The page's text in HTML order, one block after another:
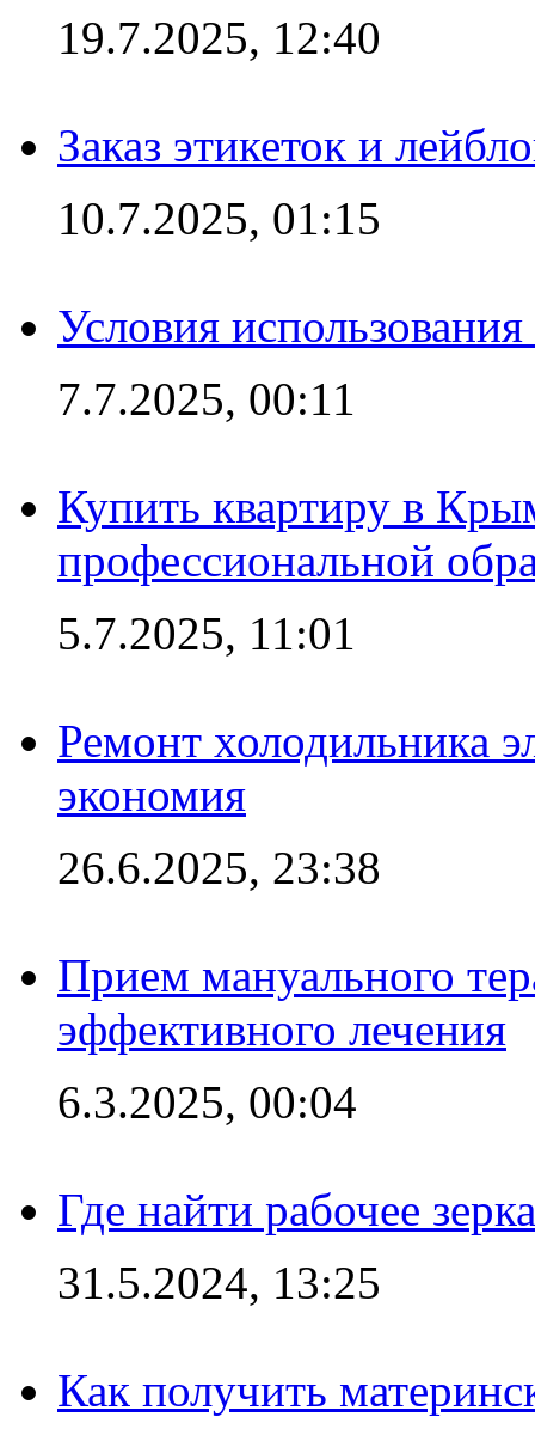
19.7.2025, 12:40
Заказ этикеток и
10.7.2025, 01:15
Условия
7.7.2025, 00:11
Купить квартиру в
профессиональной
5.7.2025, 11:01
Ремонт холодильника
экономия
26.6.2025, 23:38
Прием мануального
эффективного лечения
6.3.2025, 00:04
Где найти рабочее
31.5.2024, 13:25
Как получить